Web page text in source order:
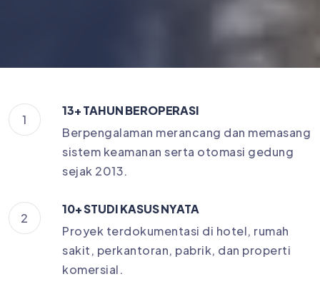
1
13+ TAHUN BEROPERASI
Berpengalaman merancang dan memasang
sistem keamanan serta otomasi gedung
sejak 2013.
2
10+ STUDI KASUS NYATA
Proyek terdokumentasi di hotel, rumah
sakit, perkantoran, pabrik, dan properti
komersial.